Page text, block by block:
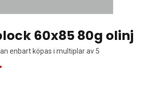
60x85 80g olinj
enbart köpas i multiplar av 5